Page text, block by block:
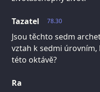
78.30
Tazatel
Jsou těchto sedm
vztah k sedmi
této oktávě?
Ra